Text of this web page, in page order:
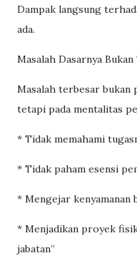
Dampak langsung
ada.
Masalah Dasarnya
Masalah terbesar bukan
tetapi pada mentalitas
* Tidak memahami
* Tidak paham esensi
* Mengejar kenyamanan
* Menjadikan proyek
jabatan”